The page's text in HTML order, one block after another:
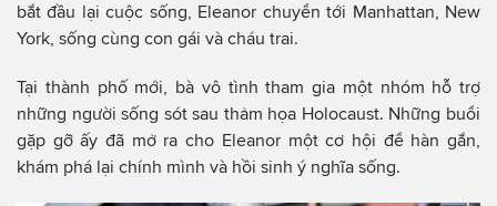
bắt đầu lại cuộc sống, Eleanor chuyển tới Manhattan, New
York, sống cùng con gái và cháu trai.
Tại thành phố mới, bà vô tình tham gia một nhóm hỗ trợ
những người sống sót sau thảm họa Holocaust. Những buổi
gặp gỡ ấy đã mở ra cho Eleanor một cơ hội để hàn gắn,
khám phá lại chính mình và hồi sinh ý nghĩa sống.